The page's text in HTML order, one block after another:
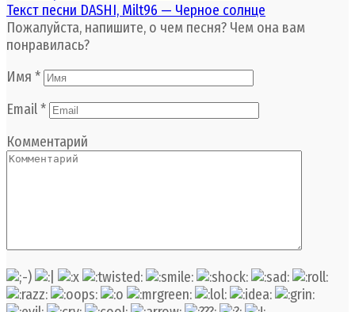
Текст песни DASHI, Milt96 — Черное солнце
Пожалуйста, напишите, о чем песня? Чем она вам
понравилась?
Имя *
Email*
Комментарий